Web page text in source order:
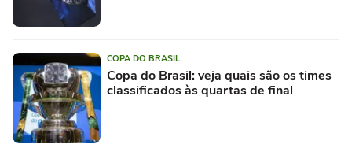
COPA DO BRASIL
Copa do Brasil: veja quais são os times
classificados às quartas de final